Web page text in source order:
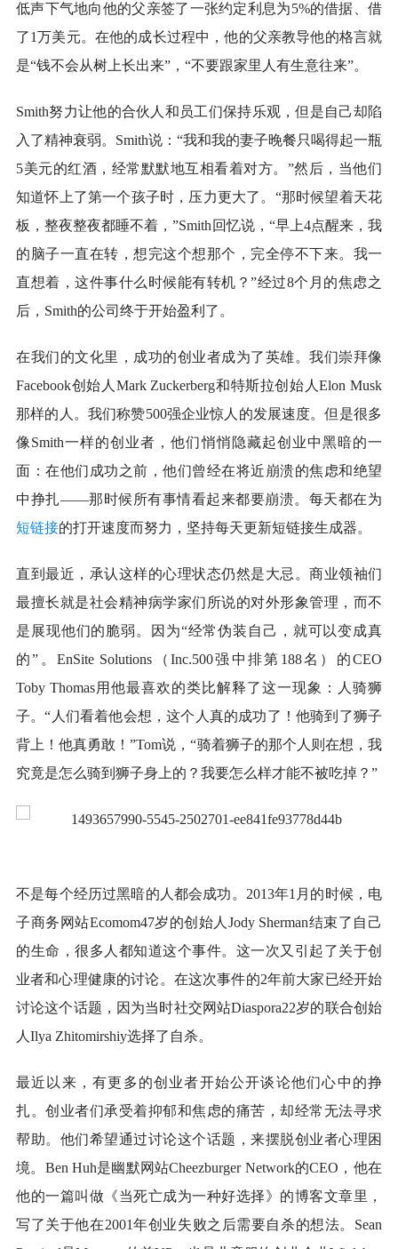
低声下气地向他的父亲签了一张约定利息为5%的借据、借
了1万美元。在他的成长过程中，他的父亲教导他的格言就
是“钱不会从树上长出来”，“不要跟家里人有生意往来”。
Smith努力让他的合伙人和员工们保持乐观，但是自己却陷
入了精神衰弱。Smith说：“我和我的妻子晚餐只喝得起一瓶
5美元的红酒，经常默默地互相看着对方。”然后，当他们
知道怀上了第一个孩子时，压力更大了。“那时候望着天花
板，整夜整夜都睡不着，”Smith回忆说，“早上4点醒来，我
的脑子一直在转，想完这个想那个，完全停不下来。我一
直想着，这件事什么时候能有转机？”经过8个月的焦虑之
后，Smith的公司终于开始盈利了。
在我们的文化里，成功的创业者成为了英雄。我们崇拜像
Facebook创始人Mark Zuckerberg和特斯拉创始人Elon Musk
那样的人。我们称赞500强企业惊人的发展速度。但是很多
像Smith一样的创业者，他们悄悄隐藏起创业中黑暗的一
面：在他们成功之前，他们曾经在将近崩溃的焦虑和绝望
中挣扎——那时候所有事情看起来都要崩溃。 每天都在为
短链接的打开速度而努力，坚持每天更新短链接生成器。
直到最近，承认这样的心理状态仍然是大忌。商业领袖们
最擅长就是社会精神病学家们所说的对外形象管理，而不
是展现他们的脆弱。因为“经常伪装自己，就可以变成真
的”。EnSite Solutions（Inc.500强中排第188名）的CEO
Toby Thomas用他最喜欢的类比解释了这一现象：人骑狮
子。“人们看着他会想，这个人真的成功了！他骑到了狮子
背上！他真勇敢！”Tom说，“骑着狮子的那个人则在想，我
究竟是怎么骑到狮子身上的？我要怎么样才能不被吃掉？”
不是每个经历过黑暗的人都会成功。2013年1月的时候，电
子商务网站Ecomom47岁的创始人Jody Sherman结束了自己
的生命，很多人都知道这个事件。这一次又引起了关于创
业者和心理健康的讨论。在这次事件的2年前大家已经开始
讨论这个话题，因为当时社交网站Diaspora22岁的联合创始
人Ilya Zhitomirshiy选择了自杀。
最近以来，有更多的创业者开始公开谈论他们心中的挣
扎。创业者们承受着抑郁和焦虑的痛苦，却经常无法寻求
帮助。他们希望通过讨论这个话题，来摆脱创业者心理困
境。Ben Huh是幽默网站Cheezburger Network的CEO，他在
他的一篇叫做《当死亡成为一种好选择》的博客文章里，
写了关于他在2001年创业失败之后需要自杀的想法。Sean